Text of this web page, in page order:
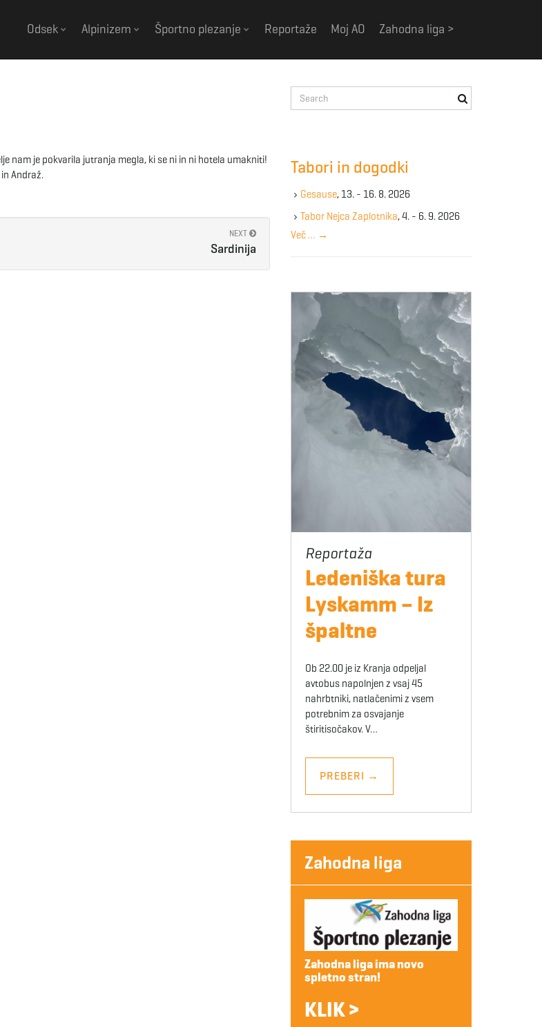
Odsek Alpinizem Športno plezanje Reportaže Moj AO Zahodna liga >
nam je pokvarila jutranja megla, ki se ni in ni hotela umakniti!
Andraž.
NEXT
Sardinija
e
e
y
w
r
Tabori in dogodki
Gesause, 13. - 16. 8. 2026
Tabor Nejca Zaplotnika, 4. - 6. 9. 2026
Več … →
Ledeniška tura
Lyskamm – Iz
špaltne
Ob 22.00 je iz Kranja odpeljal
avtobus napolnjen z vsaj 45
nahrbtniki, natlačenimi z vsem
potrebnim za osvajanje
štiritisočakov. V…
PREBERI →
Zahodna liga
Zahodna liga ima novo
spletno stran!
KLIK >